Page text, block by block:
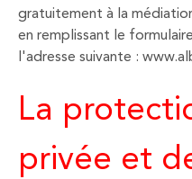
gratuitement à la
en remplissant le
l'adresse suivante :
La
privée et